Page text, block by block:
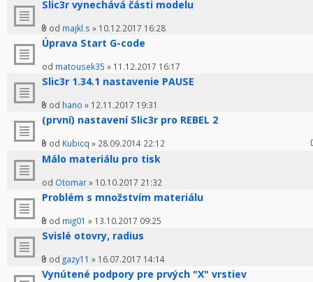
Slic3r vynechává části modelu
od majkl.s » 10.12.2017 16:28
Úprava Start G-code
od matousek35 » 11.12.2017 16:17
Slic3r 1.34.1 nastavenie PAUSE
od hano » 12.11.2017 19:31
(první) nastavení Slic3r pro REBEL 2
od Kubicq » 28.09.2014 22:12
Málo materiálu pro tisk
od Otomar» 10.10.2017 21:32
Problém s množstvím materiálu
od mig01 » 13.10.2017 09:25
Svislé otovry, radius
od gazy11 » 16.07.2017 14:14
Vynútené podpory pre prvých "X" vrstiev